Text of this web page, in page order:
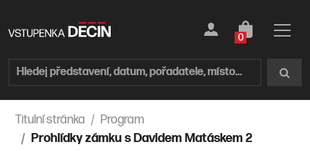
0
Titulní stránka
Program
Prohlídky zámku s Davidem Matáskem 2